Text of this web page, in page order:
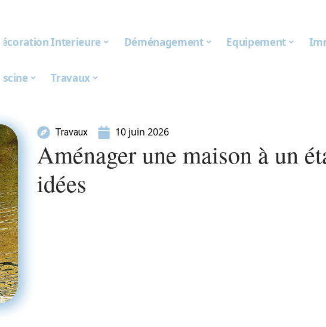
Décoration Interieure Déménagement Equipement
Piscine Travaux
Travaux 10 juin 2026
Aménager une maison à un
idées